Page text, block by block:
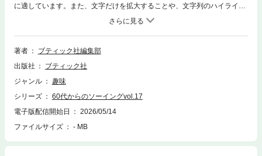
に適しています。また、文字だけを拡大することや、文字列のハイライ
ト、検索、辞書の参照、引用などの機能が使用できません。年齢を重ねた
からこそ自由にファッションを楽しみたい！そんな60代からの女性に届け
るハンドメイドのお洋服。日常使いできるのにおしゃれな雰囲気、一枚着
るだけでサマになったり、トレンド感がありながら気取っていなくて着や
着たいワンピース、大人に似合うジャンパースカート、コーディネートを
楽しむ服、主役級のトップス、重ね着が楽しめるベスト、シルエットが綺
帽子とバッグなど、計48点を掲載。型紙データは専用サイトから無料ダウ
ンロード。
著者
ブティック社編集部
出版社
ブティック社
ジャンル
趣味
シリーズ
60代からのソーイングvol.17
電子版配信開始日
2026/05/14
ファイルサイズ
- MB